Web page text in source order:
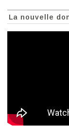
La nouvelle